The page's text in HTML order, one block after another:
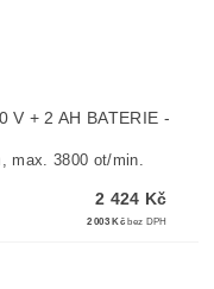
V + 2 AH BATERIE -
max. 3800 ot/min.
2 424 Kč
2 003 Kč bez DPH